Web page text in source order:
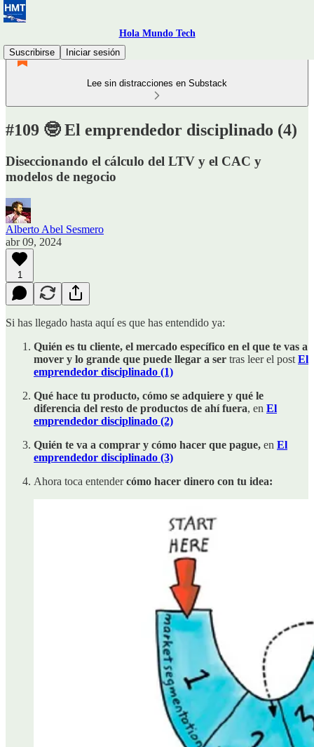
Hola Mundo Tech
Suscribirse
Iniciar sesión
Lee sin distracciones en Substack
#109 🤓 El emprendedor disciplinado (4)
Diseccionando el cálculo del LTV y el CAC y
modelos de negocio
Alberto Abel Sesmero
abr 09, 2024
1
Si has llegado hasta aquí es que has entendido ya:
Quién es tu cliente, el mercado específico en el que te vas a
mover y lo grande que puede llegar a ser tras leer el post El
emprendedor disciplinado (1)
Qué hace tu producto, cómo se adquiere y qué le
diferencia del resto de productos de ahí fuera, en El
emprendedor disciplinado (2)
Quién te va a comprar y cómo hacer que pague, en El
emprendedor disciplinado (3)
Ahora toca entendercómo hacer dinero con tu idea: